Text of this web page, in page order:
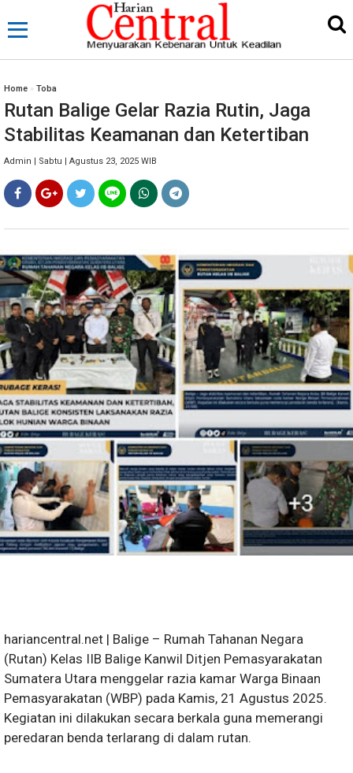
Home » Toba
Rutan Balige Gelar Razia Rutin, Jaga
Stabilitas Keamanan dan Ketertiban
Admin | Sabtu | Agustus 23, 2025 WIB
hariancentral.net | Balige – Rumah Tahanan Negara
(Rutan) Kelas IIB Balige Kanwil Ditjen Pemasyarakatan
Sumatera Utara menggelar razia kamar Warga Binaan
Pemasyarakatan (WBP) pada Kamis, 21 Agustus 2025.
Kegiatan ini dilakukan secara berkala guna memerangi
peredaran benda terlarang di dalam rutan.